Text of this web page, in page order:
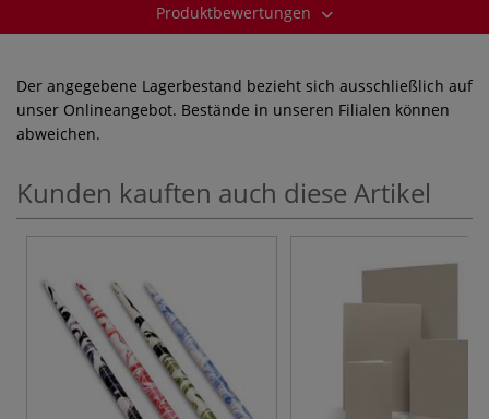
Produktbewertungen
Der angegebene Lagerbestand bezieht sich ausschließlich auf
unser Onlineangebot. Bestände in unseren Filialen können
abweichen.
Kunden kauften auch diese Artikel